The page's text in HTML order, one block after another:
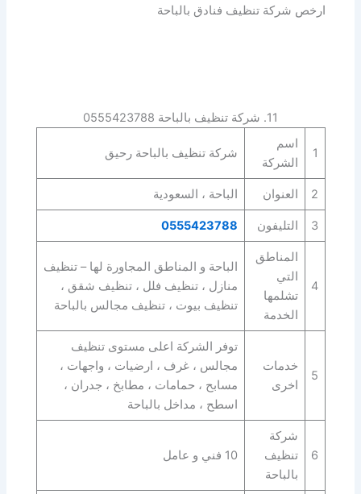
ارخص شركة تنظيف فنادق بالباحة
11. شركة تنظيف بالباحة 0555423788
1
اسم
الشركة
شركة تنظيف بالباحة رحيق
2 العنوان الباحة ، السعودية
3 التليفون 0555423788
4
المناطق
التي
تشلمها
الخدمة
الباحة و المناطق المجاورة لها – تنظيف
منازل ، تنظيف فلل ، تنظيف شقق ،
تنظيف بيوت ، تنظيف مجالس بالباحة
5
خدمات
اخرى
توفر الشركة اعلى مستوى تنظيف
مجالس ، غرف ، ارضيات ، واجهات ،
مسابح ، حمامات ، مطابخ ، جدران ،
اسطح ، مداخل بالباحة
6
شركة
تنظيف
بالباحة
10 فني و عامل